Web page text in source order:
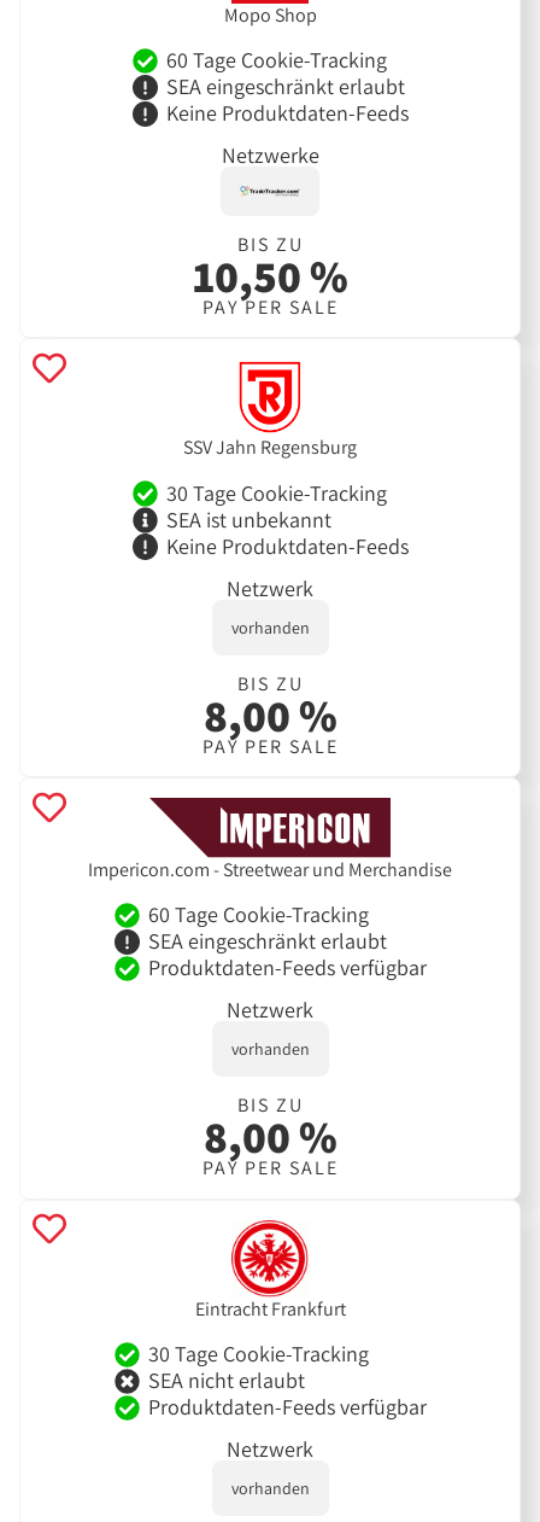
Mopo Shop
60 Tage Cookie-Tracking
SEA eingeschränkt erlaubt
Keine Produktdaten-Feeds
Netzwerke
BIS ZU
10,50 %
PAY PER SALE
SSV Jahn Regensburg
30 Tage Cookie-Tracking
SEA ist unbekannt
Keine Produktdaten-Feeds
Netzwerk
vorhanden
BIS ZU
8,00 %
PAY PER SALE
Impericon.com - Streetwear und Merchandise
60 Tage Cookie-Tracking
SEA eingeschränkt erlaubt
Produktdaten-Feeds verfügbar
Netzwerk
vorhanden
BIS ZU
8,00 %
PAY PER SALE
Eintracht Frankfurt
30 Tage Cookie-Tracking
SEA nicht erlaubt
Produktdaten-Feeds verfügbar
Netzwerk
vorhanden